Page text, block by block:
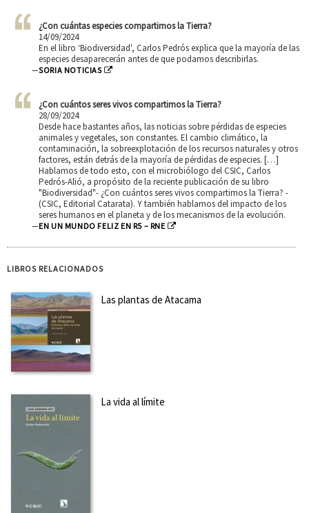
¿Con cuántas especies compartimos la Tierra?
14/09/2024
En el libro ‘Biodiversidad', Carlos Pedrós explica que la mayoría de las
especies desaparecerán antes de que podamos describirlas.
—SORIA NOTICIAS
¿Con cuántos seres vivos compartimos la Tierra?
28/09/2024
Desde hace bastantes años, las noticias sobre pérdidas de especies
animales y vegetales, son constantes. El cambio climático, la
contaminación, la sobreexplotación de los recursos naturales y otros
factores, están detrás de la mayoría de pérdidas de especies. […]
Hablamos de todo esto, con el microbiólogo del CSIC, Carlos
Pedrós-Alió, a propósito de la reciente publicación de su libro
"Biodiversidad"- ¿Con cuántos seres vivos compartimos la Tierra? -
(CSIC, Editorial Catarata). Y también hablamos del impacto de los
seres humanos en el planeta y de los mecanismos de la evolución.
—EN UN MUNDO FELIZ EN R5 – RNE
LIBROS RELACIONADOS
Las plantas de Atacama
La vida al límite